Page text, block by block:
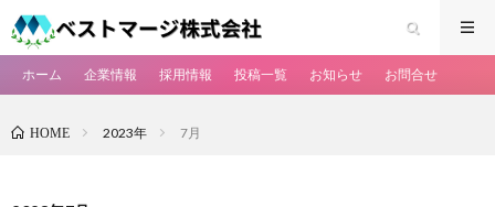
ホーム 企業情報 採用情報 投稿一覧 お知らせ お問合せ
HOME 2023年 7月